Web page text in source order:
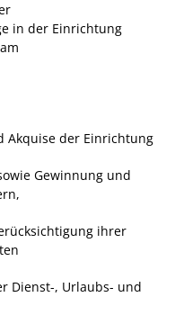
in der Einrichtung
Akquise der Einrichtung
Gewinnung und
ihrer
Dienst-, Urlaubs- und